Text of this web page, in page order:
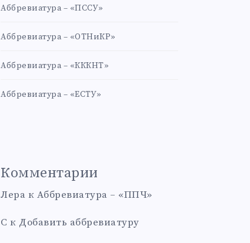
Аббревиатура – «ПССУ»
Аббревиатура – «ОТНиКР»
Аббревиатура – «КККНТ»
Аббревиатура – «ЕСТУ»
Комментарии
Лера к Аббревиатура – «ППЧ»
С к Добавить аббревиатуру